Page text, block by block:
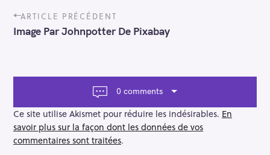
P
o
s
a
g
a
t
i
ARTICLE PRÉCÉDENT
Image Par Johnpotter De Pixabay
0 comments
Ce site utilise Akismet pour réduire les indésirables. En
savoir plus sur la façon dont les données de vos
commentaires sont traitées.